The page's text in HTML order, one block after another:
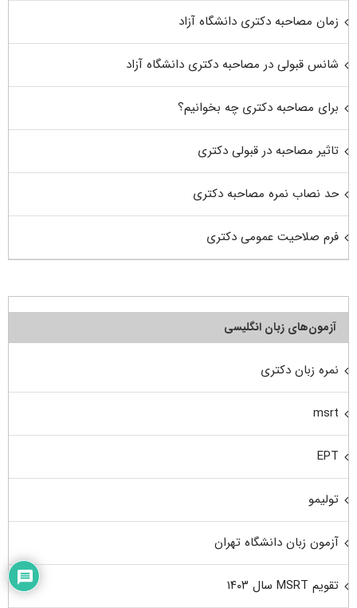
زمان مصاحبه دکتری دانشگاه آزاد
شانس قبولی در مصاحبه دکتری دانشگاه آزاد
برای مصاحبه دکتری چه بخوانیم؟
تاثیر مصاحبه در قبولی دکتری
حد نصاب نمره مصاحبه دکتری
فرم صلاحیت عمومی دکتری
آزمون‌های زبان انگلیسی
نمره زبان دکتری
msrt
EPT
تولیمو
آزمون زبان دانشگاه تهران
تقویم MSRT سال ۱۴۰۳